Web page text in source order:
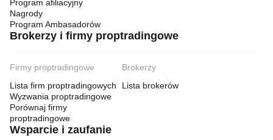
Program afiliacyjny
Nagrody
Program Ambasadorów
Brokerzy i firmy proptradingowe
Firmy proptradingowe
Lista firm proptradingowych
Wyzwania proptradingowe
Porównaj firmy
proptradingowe
Brokerzy
Lista brokerów
Wsparcie i zaufanie